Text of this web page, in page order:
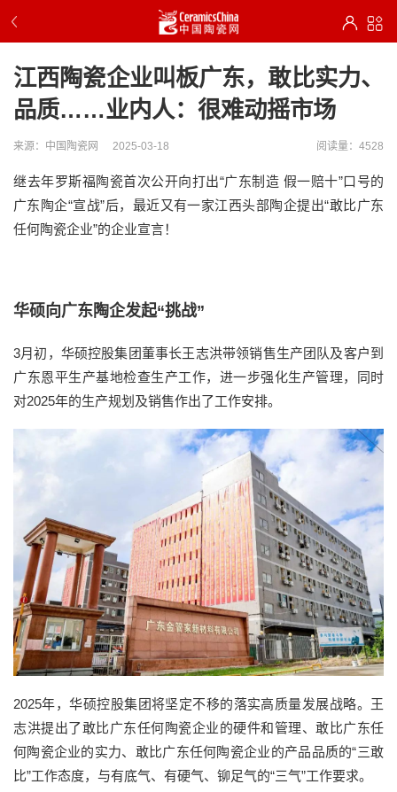
江西陶瓷企业叫板广东，敢比实力、
品质……业内人：很难动摇市场
来源：中国陶瓷网 2025-03-18 阅读量：4528
继去年罗斯福陶瓷首次公开向打出“广东制造 假一赔十”口号的
广东陶企“宣战”后，最近又有一家江西头部陶企提出“敢比广东
任何陶瓷企业”的企业宣言！
华硕向广东陶企发起“挑战”
3月初，华硕控股集团董事长王志洪带领销售生产团队及客户到
广东恩平生产基地检查生产工作，进一步强化生产管理，同时
对2025年的生产规划及销售作出了工作安排。
2025年，华硕控股集团将坚定不移的落实高质量发展战略。王
志洪提出了敢比广东任何陶瓷企业的硬件和管理、敢比广东任
何陶瓷企业的实力、敢比广东任何陶瓷企业的产品品质的“三敢
比”工作态度，与有底气、有硬气、铆足气的“三气”工作要求。